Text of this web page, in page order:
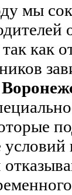
мы
так как